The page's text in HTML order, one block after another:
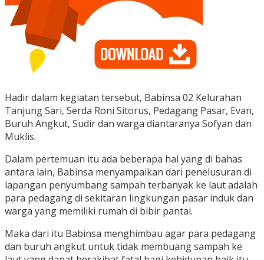
Hadir dalam kegiatan tersebut, Babinsa 02 Kelurahan
Tanjung Sari, Serda Roni Sitorus, Pedagang Pasar, Evan,
Buruh Angkut, Sudir dan warga diantaranya Sofyan dan
Muklis.
Dalam pertemuan itu ada beberapa hal yang di bahas
antara lain, Babinsa menyampaikan dari penelusuran di
lapangan penyumbang sampah terbanyak ke laut adalah
para pedagang di sekitaran lingkungan pasar induk dan
warga yang memiliki rumah di bibir pantai.
Maka dari itu Babinsa menghimbau agar para pedagang
dan buruh angkut untuk tidak membuang sampah ke